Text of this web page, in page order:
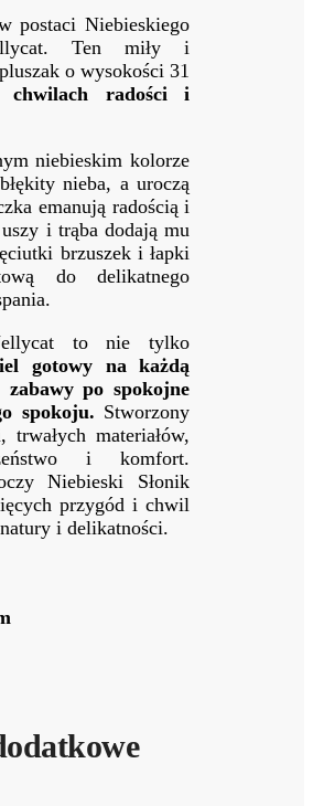
postaci Niebieskiego
Ten miły i
o wysokości 31
chwilach radości i
niebieskim kolorze
nieba, a uroczą
emanują radością i
i trąba dodają mu
brzuszek i łapki
do delikatnego
to nie tylko
gotowy na każdą
po spokojne
spokoju. Stworzony
materiałów,
i komfort.
Niebieski Słonik
przygód i chwil
i delikatności.